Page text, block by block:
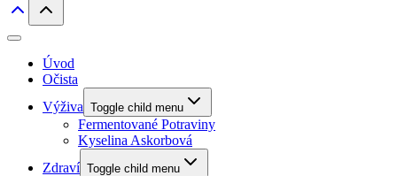
Úvod
Očista
Výživa Toggle child menu
Fermentované Potraviny
Kyselina Askorbová
Zdraví Toggle child menu